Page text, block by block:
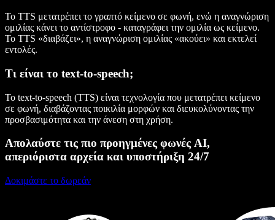
Το TTS μετατρέπει το γραπτό κείμενο σε φωνή, ενώ η αναγνώριση
ομιλίας κάνει το αντίστροφο - καταγράφει την ομιλία ως κείμενο.
Το TTS «διαβάζει», η αναγνώριση ομιλίας «ακούει» και εκτελεί
εντολές.
Τι είναι το text-to-speech;
Το text-to-speech (TTS) είναι τεχνολογία που μετατρέπει κείμενο
σε φωνή, διαβάζοντας ποικιλία μορφών και διευκολύνοντας την
προσβασιμότητα και την άνεση στη χρήση.
Απολαύστε τις πιο προηγμένες φωνές AI,
απεριόριστα αρχεία και υποστήριξη 24/7
Δοκιμάστε το δωρεάν